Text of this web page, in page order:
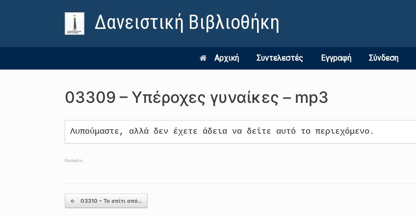
Δανειστική Βιβλιοθήκη
Αρχική Συντελεστές Εγγραφή Σύνδεση
03309 – Υπέροχες γυναίκες – mp3
Λυπούμαστε, αλλά δεν έχετε άδεια να δείτε αυτό το περιεχόμενο.
Posted in .
Post navigation
← 03310 – Το σπίτι από…